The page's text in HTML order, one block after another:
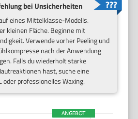
bei Unsicherheiten
eines Mittelklasse-Modells.
kleinen Fläche. Beginne mit
Verwende vorher Peeling und
nach der Anwendung
Falls du wiederholt starke
hast, suche eine
oder professionelles Waxing.
ANGEBOT